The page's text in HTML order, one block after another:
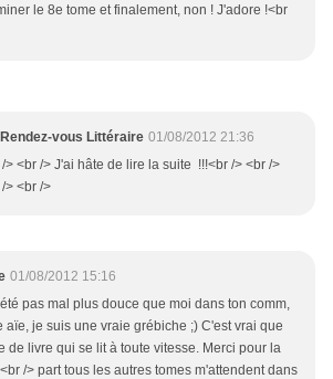
le 8e tome et finalement, non ! J'adore !<br
vous Littéraire 01/08/2012 21:36
> <br /> J'ai hâte de lire la suite !!!<br /> <br />
> <br />
01/08/2012 15:16
pas mal plus douce que moi dans ton comm,
aïe, je suis une vraie grébiche ;) C'est vrai que
de livre qui se lit à toute vitesse. Merci pour la
/> part tous les autres tomes m'attendent dans